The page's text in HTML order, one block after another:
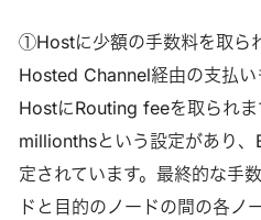
①Hostに少額の手数料を取ら
Hosted Channel経由の支払い
HostにRouting feeを取られ
millionthsという設定があり
定されています。最終的な手
ドと目的のノードの間の各